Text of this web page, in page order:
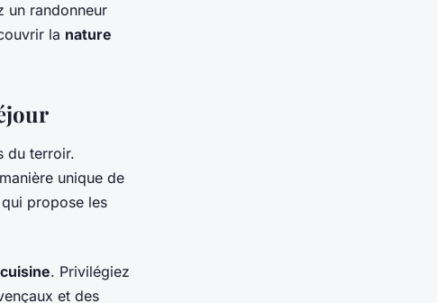
un randonneur
la nature
du terroir.
unique de
propose les
. Privilégiez
et des